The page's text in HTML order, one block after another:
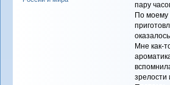
пару
По моему
Мне как-